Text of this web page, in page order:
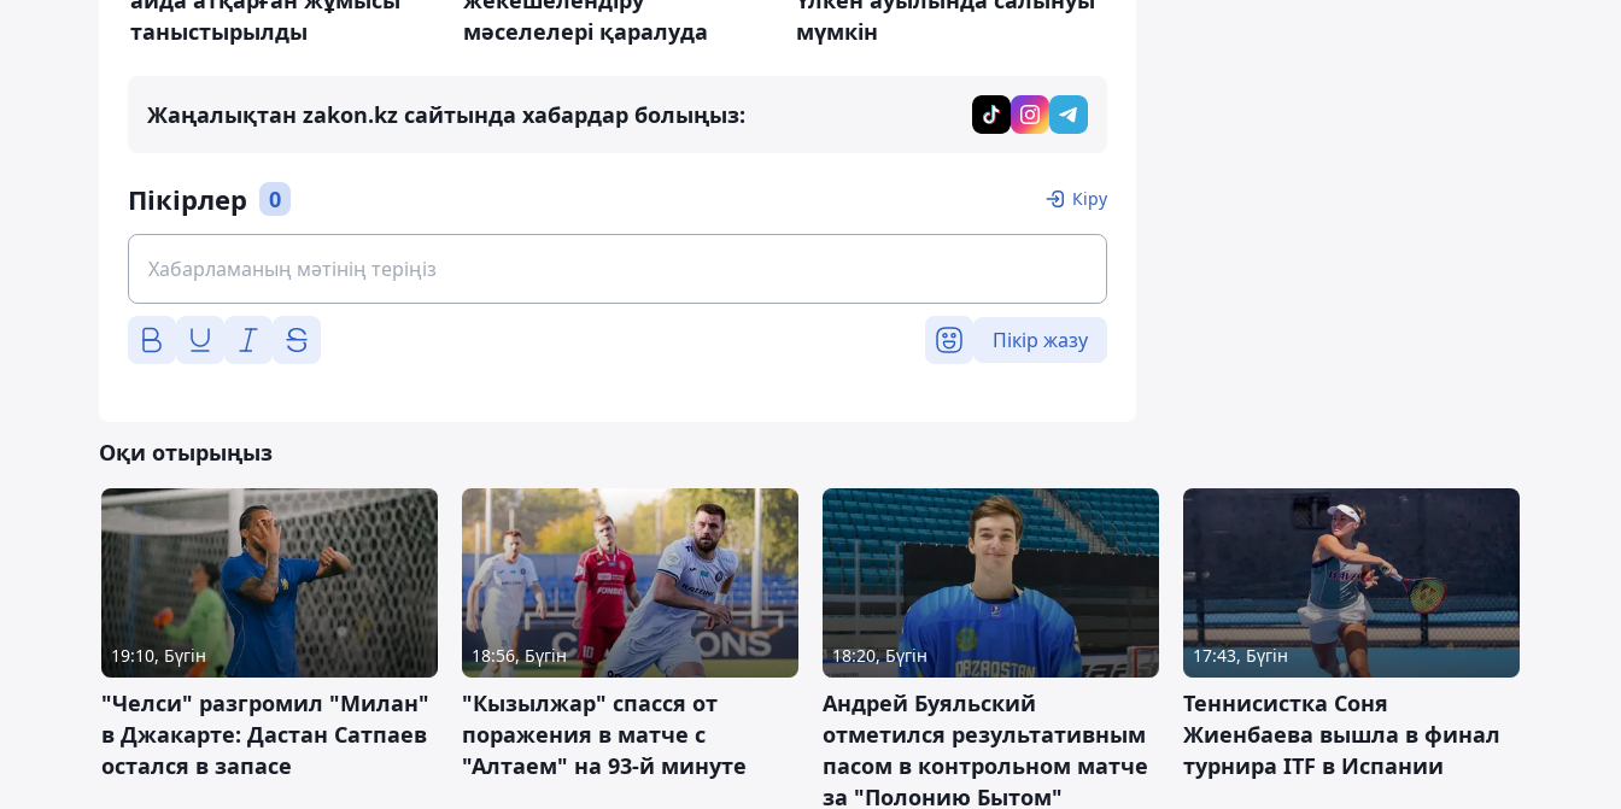
таныстырылды
мәселелері қаралуда
мүмкін
Жаңалықтан zakon.kz сайтында хабардар болыңыз:
Пікірлер 0 Кіру
Пікір жазу
Оқи отырыңыз
19:10, Бүгін
"Челси" разгромил "Милан"
в Джакарте: Дастан Сатпаев
остался в запасе
18:56, Бүгін
"Кызылжар" спасся от
поражения в матче с
"Алтаем" на 93-й минуте
18:20, Бүгін
Андрей Буяльский
отметился результативным
пасом в контрольном матче
за "Полонию Бытом"
17:43, Бүгін
Теннисистка Соня
Жиенбаева вышла в финал
турнира ITF в Испании